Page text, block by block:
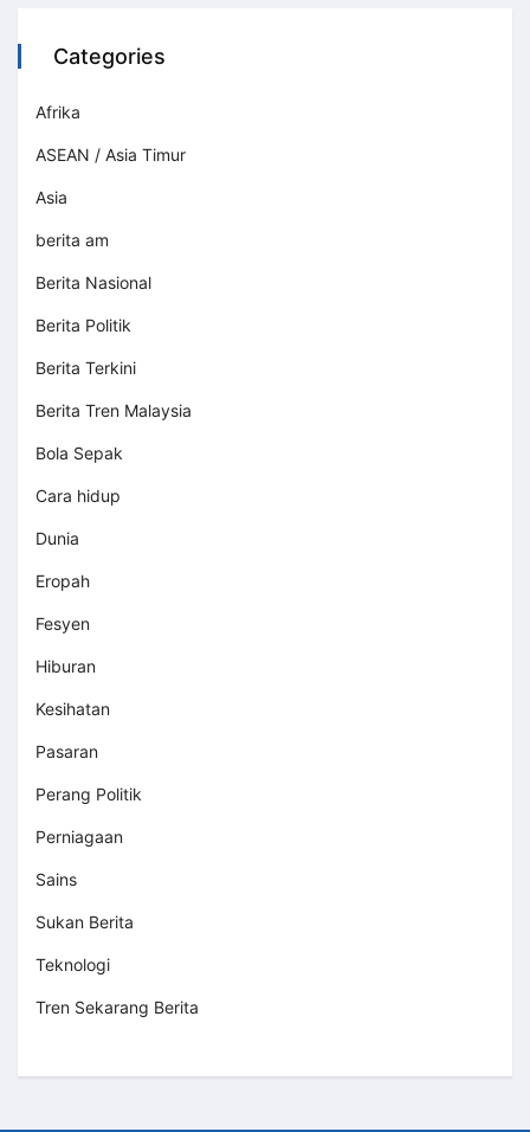
Categories
Afrika
ASEAN / Asia Timur
Asia
berita am
Berita Nasional
Berita Politik
Berita Terkini
Berita Tren Malaysia
Bola Sepak
Cara hidup
Dunia
Eropah
Fesyen
Hiburan
Kesihatan
Pasaran
Perang Politik
Perniagaan
Sains
Sukan Berita
Teknologi
Tren Sekarang Berita